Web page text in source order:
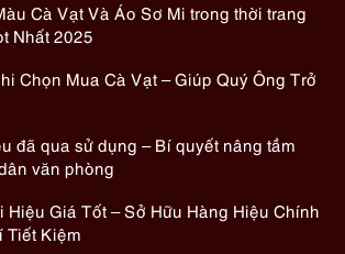
Cà Vạt Và Áo Sơ Mi trong thời trang
Nhất 2025
Chọn Mua Cà Vạt – Giúp Quý Ông Trở
đã qua sử dụng – Bí quyết nâng tầm
văn phòng
Hiệu Giá Tốt – Sở Hữu Hàng Hiệu Chính
Tiết Kiệm